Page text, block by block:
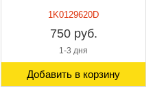
1K0129620D
750 руб.
1-3 дня
Добавить в корзину